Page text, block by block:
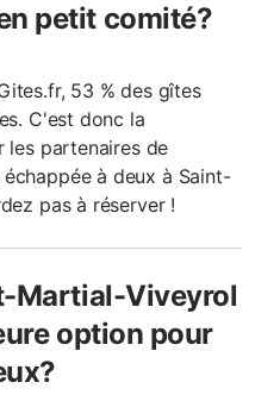
petit comité?
53 % des gîtes
C'est donc la
partenaires de
à deux à Saint-
pas à réserver !
Martial-Viveyrol
option pour